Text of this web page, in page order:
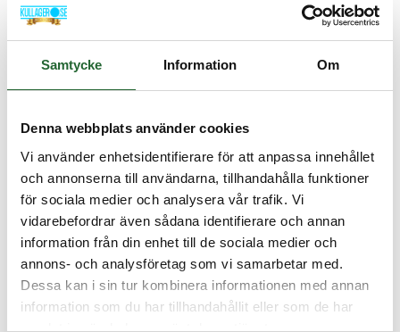
Samtycke Information Om
Denna webbplats använder cookies
Vi använder enhetsidentifierare för att anpassa innehållet
och annonserna till användarna, tillhandahålla funktioner
för sociala medier och analysera vår trafik. Vi
vidarebefordrar även sådana identifierare och annan
information från din enhet till de sociala medier och
annons- och analysföretag som vi samarbetar med.
Dessa kan i sin tur kombinera informationen med annan
information som du har tillhandahållit eller som de har
samlat in när du har använt deras tjänster.
Styrband 4,1(4)x1,57
PTFE/BRONS
Artikelnamn:Styrband 4,1(4)x1,57 PTFE/BRONS
Artnr:SRB40157WEB
Lagerstatus:I lager
72,50 :-
Lägg i kundvagnen